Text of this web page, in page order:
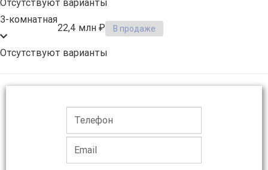
Отсутствуют варианты
3-комнатная
22,4 млн ₽ В продаже
Отсутствуют варианты